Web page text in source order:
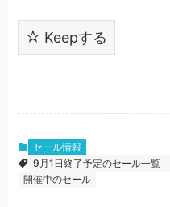
Keepする
セール情報
9月1日終了予定のセール一覧
開催中のセール